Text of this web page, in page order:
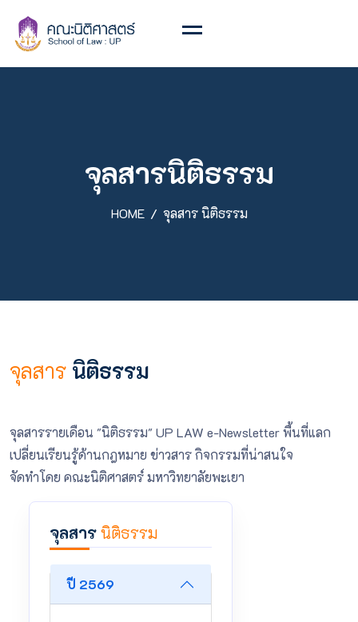
จุลสารนิติธรรม
HOME จุลสาร นิติธรรม
จุลสาร นิติธรรม
จุลสารรายเดือน "นิติธรรม" UP LAW e-Newsletter พื้นที่แลก
เปลี่ยนเรียนรู้ด้านกฎหมาย ข่าวสาร กิจกรรมที่น่าสนใจ
จัดทำโดย คณะนิติศาสตร์ มหาวิทยาลัยพะเยา
จุลสารนิติธรรม
ปี 2569